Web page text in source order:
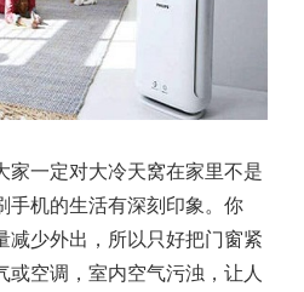
家一定对大冷天窝在家里不是
手机的生活有深刻印象。你
减少外出，所以只好把门窗紧
或空调，室内空气污浊，让人